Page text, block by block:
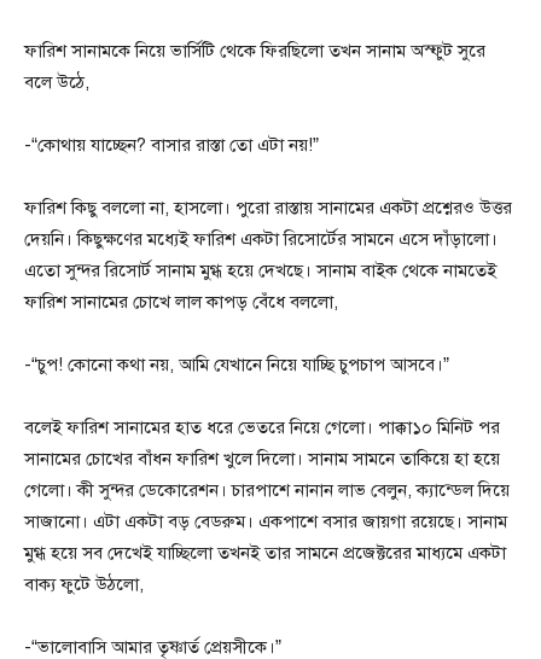
ফারিশ সানামকে নিয়ে ভার্সিটি থেকে ফিরছিলো তখন সানাম অস্ফুট সুরে
বলে উঠে,
-“কোথায় যাচ্ছেন? বাসার রাস্তা তো এটা নয়!”
ফারিশ কিছু বললো না, হাসলো। পুরো রাস্তায় সানামের একটা প্রশ্নেরও উত্তর
দেয়নি। কিছুক্ষণের মধ্যেই ফারিশ একটা রিসোর্টের সামনে এসে দাঁড়ালো।
এতো সুন্দর রিসোর্ট সানাম মুগ্ধ হয়ে দেখছে। সানাম বাইক থেকে নামতেই
ফারিশ সানামের চোখে লাল কাপড় বেঁধে বললো,
-“চুপ! কোনো কথা নয়, আমি যেখানে নিয়ে যাচ্ছি চুপচাপ আসবে।”
বলেই ফারিশ সানামের হাত ধরে ভেতরে নিয়ে গেলো। পাক্কা১০ মিনিট পর
সানামের চোখের বাঁধন ফারিশ খুলে দিলো। সানাম সামনে তাকিয়ে হা হয়ে
গেলো। কী সুন্দর ডেকোরেশন। চারপাশে নানান লাভ বেলুন, ক্যান্ডেল দিয়ে
সাজানো। এটা একটা বড় বেডরুম। একপাশে বসার জায়গা রয়েছে। সানাম
মুগ্ধ হয়ে সব দেখেই যাচ্ছিলো তখনই তার সামনে প্রজেক্টরের মাধ্যমে একটা
বাক্য ফুটে উঠলো,
-“ভালোবাসি আমার তৃষ্ণার্ত প্রেয়সীকে।”